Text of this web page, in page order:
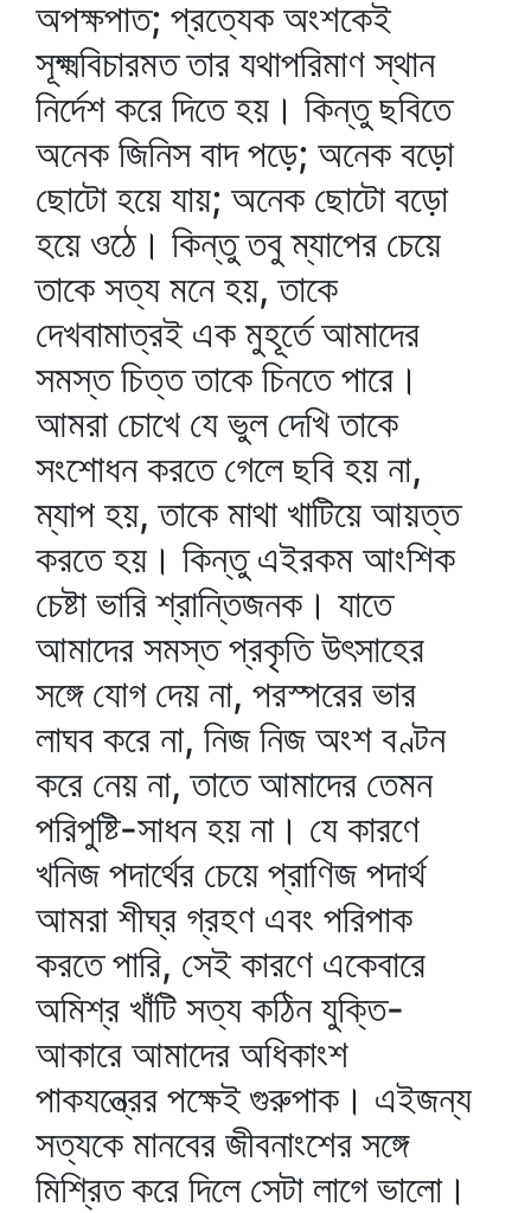
অপক্ষপাত; প্রত্যেক অংশকেই
সূক্ষ্মবিচারমত তার যথাপরিমাণ স্থান
নির্দেশ করে দিতে হয়। কিন্তু ছবিতে
অনেক জিনিস বাদ পড়ে; অনেক বড়ো
ছোটো হয়ে যায়; অনেক ছোটো বড়ো
হয়ে ওঠে। কিন্তু তবু ম্যাপের চেয়ে
তাকে সত্য মনে হয়, তাকে
দেখবামাত্রই এক মুহূর্তে আমাদের
সমস্ত চিত্ত তাকে চিনতে পারে।
আমরা চোখে যে ভুল দেখি তাকে
সংশোধন করতে গেলে ছবি হয় না,
ম্যাপ হয়, তাকে মাথা খাটিয়ে আয়ত্ত
করতে হয়। কিন্তু এইরকম আংশিক
চেষ্টা ভারি শ্রান্তিজনক। যাতে
আমাদের সমস্ত প্রকৃতি উৎসাহের
সঙ্গে যোগ দেয় না, পরস্পরের ভার
লাঘব করে না, নিজ নিজ অংশ বণ্টন
করে নেয় না, তাতে আমাদের তেমন
পরিপুষ্টি-সাধন হয় না। যে কারণে
খনিজ পদার্থের চেয়ে প্রাণিজ পদার্থ
আমরা শীঘ্র গ্রহণ এবং পরিপাক
করতে পারি, সেই কারণে একেবারে
অমিশ্র খাঁটি সত্য কঠিন যুক্তি-
আকারে আমাদের অধিকাংশ
পাকযন্ত্রের পক্ষেই গুরুপাক। এইজন্য
সত্যকে মানবের জীবনাংশের সঙ্গে
মিশ্রিত করে দিলে সেটা লাগে ভালো।